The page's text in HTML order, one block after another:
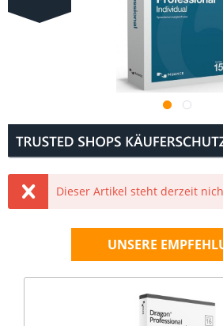
Dieser Artikel steht derzeit
UNSERE